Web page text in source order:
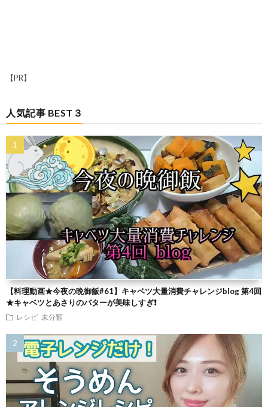
【PR】
人気記事 BEST３
【料理動画★今夜の晩御飯#61】キャベツ大量消費チャレンジblog 第4回
★キャベツとあさりのバターが美味しすぎ❗
レシピ 未分類